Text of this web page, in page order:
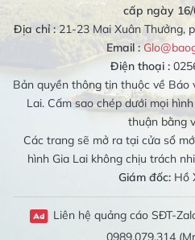
cấp ngày 16/
Địa chỉ :21-23 Mai Xuân Thưởng,
Email :
Điện thoại :
Bản quyền thông tin thuộc về Báo
Lai. Cấm sao chép dưới mọi
thuận bằng
Các trang sẽ mở ra tại cửa sổ
hình Gia Lai không chịu trách
Giám đốc:Hồ
Liên hệ quảng cáo SĐT-
0989.079.314